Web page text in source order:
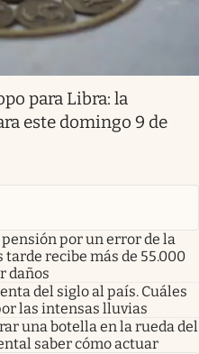
para Libra: la
este domingo 9 de
por un error de la
tarde recibe más de 55.000
daños
del siglo al país. Cuáles
las intensas lluvias
una botella en la rueda del
saber cómo actuar